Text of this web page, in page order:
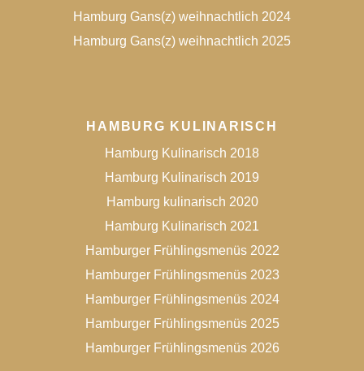
Hamburg Gans(z) weihnachtlich 2024
Hamburg Gans(z) weihnachtlich 2025
HAMBURG KULINARISCH
Hamburg Kulinarisch 2018
Hamburg Kulinarisch 2019
Hamburg kulinarisch 2020
Hamburg Kulinarisch 2021
Hamburger Frühlingsmenüs 2022
Hamburger Frühlingsmenüs 2023
Hamburger Frühlingsmenüs 2024
Hamburger Frühlingsmenüs 2025
Hamburger Frühlingsmenüs 2026